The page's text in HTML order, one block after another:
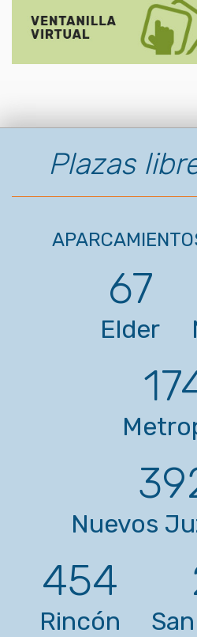
Plazas
67
Elder
Nuevos
454
Rincón